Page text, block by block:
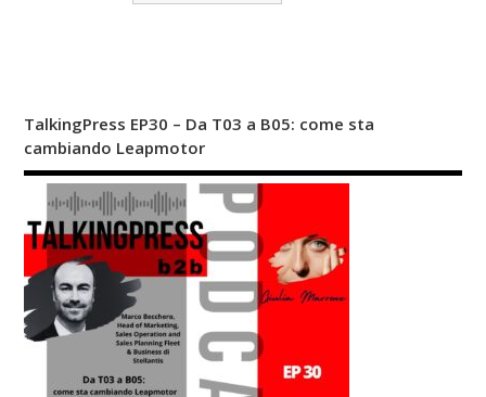
TalkingPress EP30 – Da T03 a B05: come sta
cambiando Leapmotor